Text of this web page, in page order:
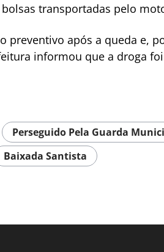
transportadas pelo
preventivo após a queda e,
informou que a droga
Perseguido Pela Guarda
Baixada Santista